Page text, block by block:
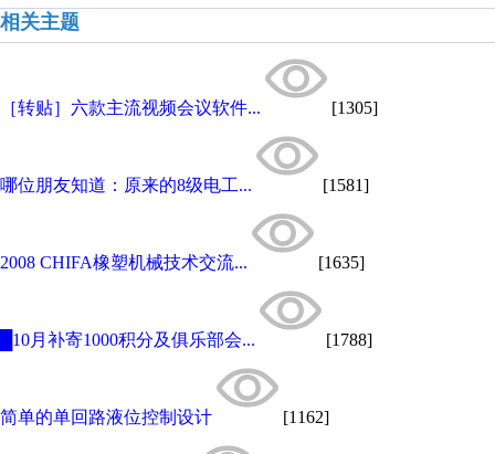
相关主题
［转贴］六款主流视频会议软件... [1305]
哪位朋友知道：原来的8级电工... [1581]
2008 CHIFA橡塑机械技术交流... [1635]
█10月补寄1000积分及俱乐部会... [1788]
简单的单回路液位控制设计 [1162]